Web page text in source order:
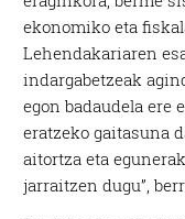
ekonomiko eta
Lehendakariaren
indargabetzeak
egon badaudela ere
eratzeko gaitasuna
aitortza eta
jarraitzen dugu”,